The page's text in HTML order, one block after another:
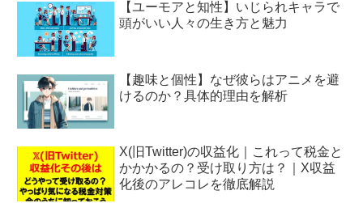
【ユーモアと知性】いじられキャラで
頭がいい人々の生き方と魅力
【趣味と個性】なぜ彼らはアニメを避
けるのか？具体的理由を解析
X(旧Twitter)の収益化｜これって税金と
かかかるの？受け取り方は？｜X収益
化後のアレコレを徹底解説